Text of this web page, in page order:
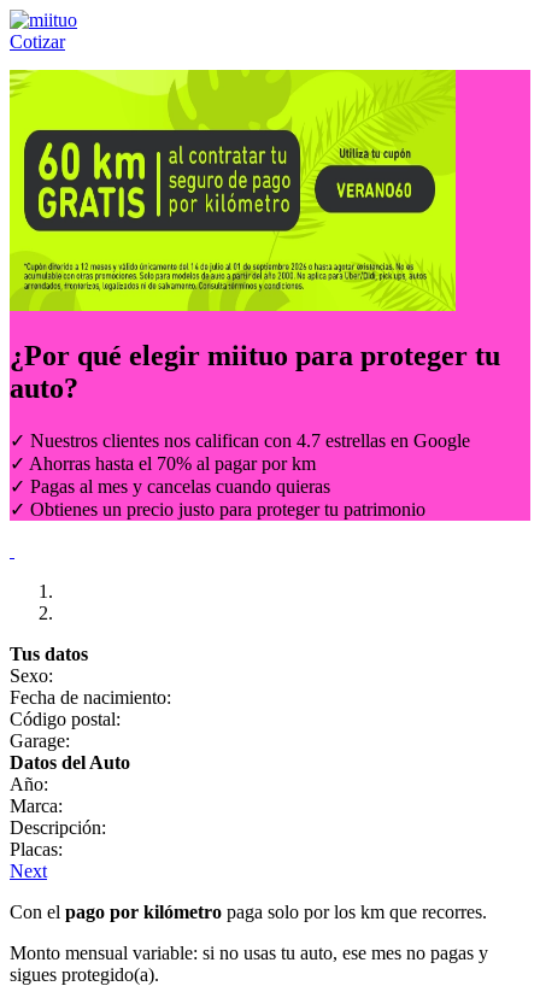
Cotizar
Llámanos al:(55) 84-21-05-00 ó
¿Por qué elegir miituo para proteger tu
auto?
✓ Nuestros clientes nos califican con 4.7 estrellas en Google
✓ Ahorras hasta el 70% al pagar por km
✓ Pagas al mes y cancelas cuando quieras
✓ Obtienes un precio justo para proteger tu patrimonio
Tus datos
Sexo:
Fecha de nacimiento:
Código postal:
Garage:
Datos del Auto
Año:
Marca:
Descripción:
Placas:
Next
Con el pago por kilómetro paga solo por los km que recorres.
Monto mensual variable: si no usas tu auto, ese mes no pagas y
sigues protegido(a).